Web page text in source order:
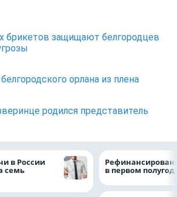
брикетов защищают белгородцев
орлана из плена
родился представитель
в России
семь в первом